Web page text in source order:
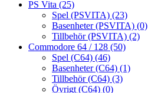
PS Vita (25)
Spel (PSVITA) (23)
Basenheter (PSVITA) (0)
Tillbehör (PSVITA) (2)
Commodore 64 / 128 (50)
Spel (C64) (46)
Basenheter (C64) (1)
Tillbehör (C64) (3)
Övrigt (C64) (0)